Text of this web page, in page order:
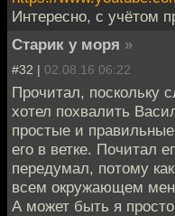
Интересно, с учётом
Старик у моря »
#32 | 02.08.16 06:22
Прочитал, поскольку
хотел похвалить
простые и
его в ветке. Почитал
передумал, потому
всем окружающем
А может быть я